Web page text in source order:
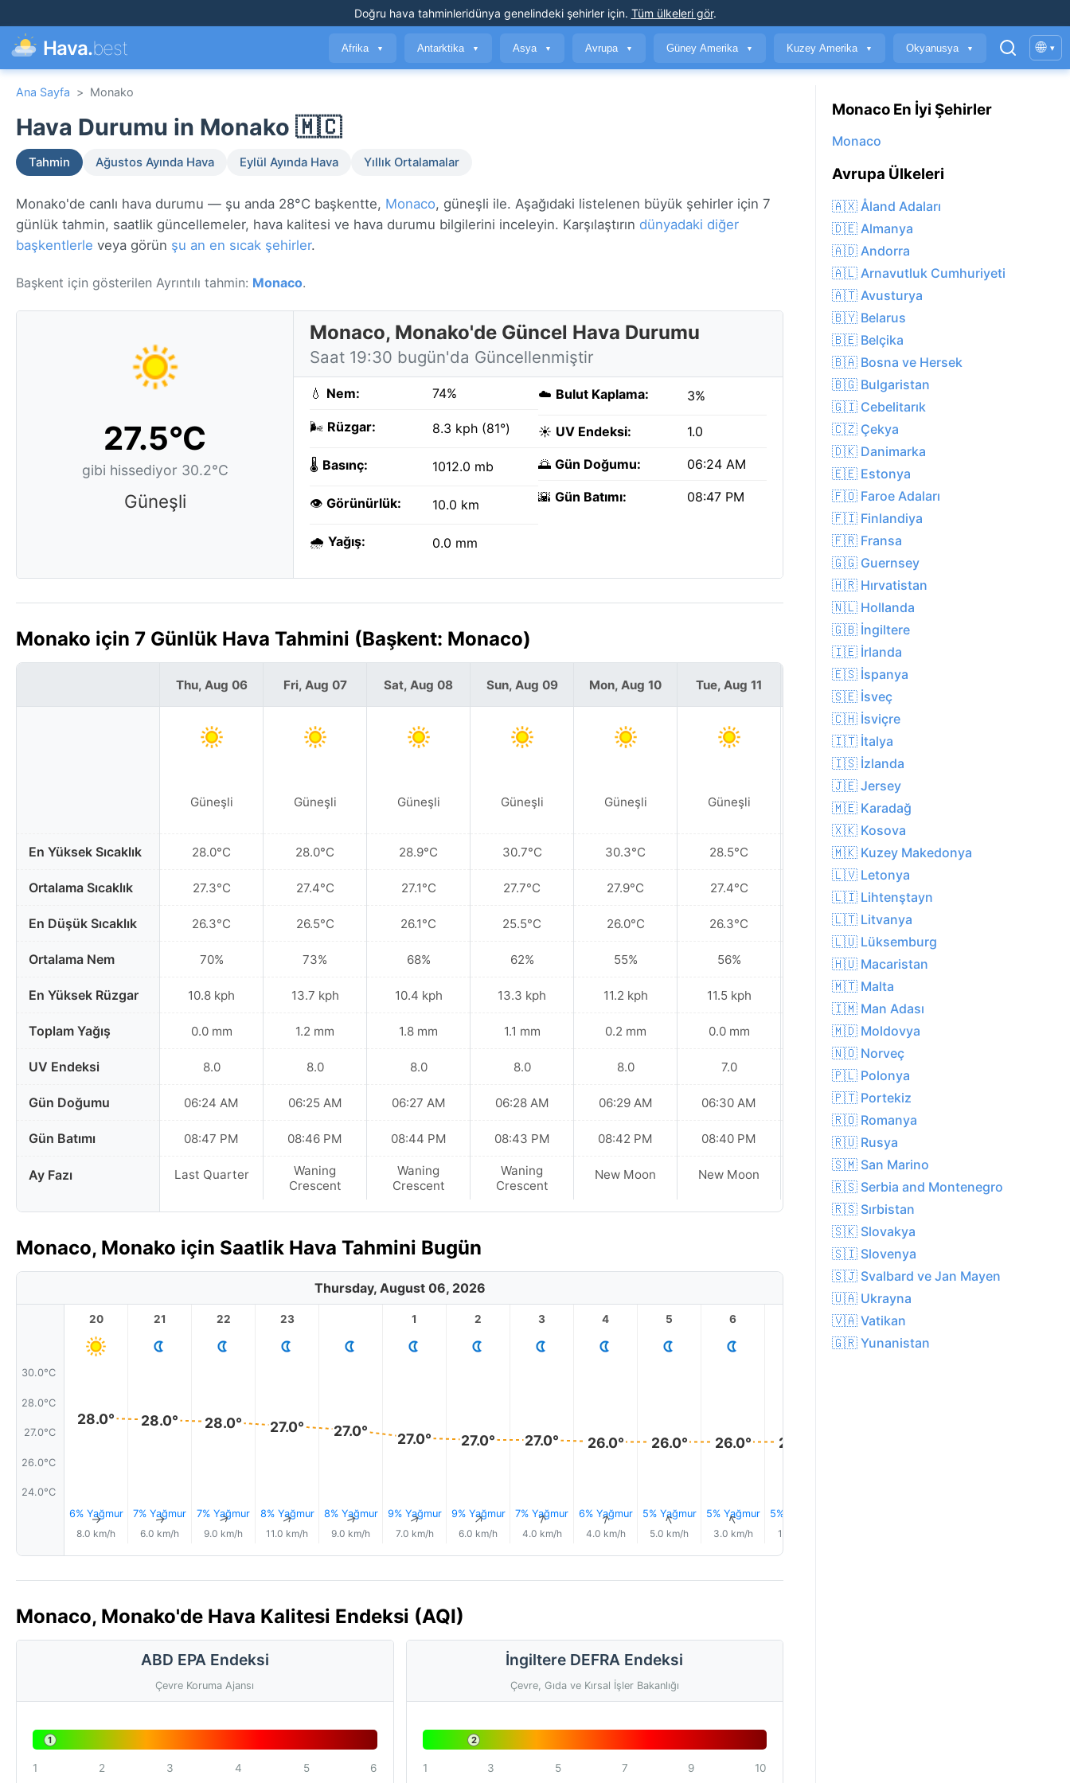
Doğru hava tahminleridünya genelindeki şehirler için. Tüm ülkeleri gör.
Hava.best Afrika ▼ Antarktika ▼ Asya ▼ Avrupa ▼ Güney Amerika ▼ Kuzey Amerika ▼ Okyanusya ▼ 🌐 ▾
Ana Sayfa > Monako
Hava Durumu in Monako 🇲🇨
Tahmin Ağustos Ayında Hava Eylül Ayında Hava Yıllık Ortalamalar
Monako'de canlı hava durumu — şu anda 28°C başkentte, Monaco, güneşli ile. Aşağıdaki listelenen büyük şehirler için 7
günlük tahmin, saatlik güncellemeler, hava kalitesi ve hava durumu bilgilerini inceleyin. Karşılaştırın dünyadaki diğer
başkentlerle veya görün şu an en sıcak şehirler.
Başkent için gösterilen Ayrıntılı tahmin: Monaco.
27.5°C
gibi hissediyor 30.2°C
Güneşli
Monaco, Monako'de Güncel Hava Durumu
Saat 19:30 bugün'da Güncellenmiştir
💧 Nem: 74%
🌬️ Rüzgar: 8.3 kph (81°)
🌡️ Basınç: 1012.0 mb
👁️ Görünürlük: 10.0 km
🌧️ Yağış: 0.0 mm
☁️ Bulut Kaplama: 3%
☀️ UV Endeksi: 1.0
🌅 Gün Doğumu: 06:24 AM
🌇 Gün Batımı: 08:47 PM
Monako için 7 Günlük Hava Tahmini (Başkent: Monaco)
En Yüksek Sıcaklık
Ortalama Sıcaklık
En Düşük Sıcaklık
Ortalama Nem
En Yüksek Rüzgar
Toplam Yağış
UV Endeksi
Gün Doğumu
Gün Batımı
Ay Fazı
Thu, Aug 06
Güneşli
28.0°C
27.3°C
26.3°C
70%
10.8 kph
0.0 mm
8.0
06:24 AM
08:47 PM
Last Quarter
Fri, Aug 07
Güneşli
28.0°C
27.4°C
26.5°C
73%
13.7 kph
1.2 mm
8.0
06:25 AM
08:46 PM
Waning
Crescent
Sat, Aug 08
Güneşli
28.9°C
27.1°C
26.1°C
68%
10.4 kph
1.8 mm
8.0
06:27 AM
08:44 PM
Waning
Crescent
Sun, Aug 09
Güneşli
30.7°C
27.7°C
25.5°C
62%
13.3 kph
1.1 mm
8.0
06:28 AM
08:43 PM
Waning
Crescent
Mon, Aug 10
Güneşli
30.3°C
27.9°C
26.0°C
55%
11.2 kph
0.2 mm
8.0
06:29 AM
08:42 PM
New Moon
Tue, Aug 11
Güneşli
28.5°C
27.4°C
26.3°C
56%
11.5 kph
0.0 mm
7.0
06:30 AM
08:40 PM
New Moon
Wed, Aug 12
Güneşli
28.6°C
27.4°C
26.1°C
57%
8.3 kph
0.0 mm
7.0
06:31 AM
08:39 PM
New Moon
Monaco, Monako için Saatlik Hava Tahmini Bugün
Thursday, August 06, 2026
30.0°C
28.0°C
27.0°C
26.0°C
24.0°C
20
28.0°
6% Yağmur
↑
8.0 km/h
21
28.0°
7% Yağmur
↑
6.0 km/h
22
28.0°
7% Yağmur
↑
9.0 km/h
23
27.0°
8% Yağmur
↑
11.0 km/h
27.0°
8% Yağmur
↑
9.0 km/h
1
27.0°
9% Yağmur
↑
7.0 km/h
2
27.0°
9% Yağmur
↑
6.0 km/h
3
27.0°
7% Yağmur
↑
4.0 km/h
4
26.0°
6% Yağmur
↑
4.0 km/h
5
26.0°
5% Yağmur
↑
5.0 km/h
6
26.0°
5% Yağmur
↑
3.0 km/h
26.0°
5% Yağmur
1.0 km/h
8
Monaco, Monako'de Hava Kalitesi Endeksi (AQI)
ABD EPA Endeksi
Çevre Koruma Ajansı
1
1 2 3 4 5 6
İngiltere DEFRA Endeksi
Çevre, Gıda ve Kırsal İşler Bakanlığı
2
1 3 5 7 9 10
Monaco En İyi Şehirler
Monaco
Avrupa Ülkeleri
🇦🇽 Åland Adaları
🇩🇪 Almanya
🇦🇩 Andorra
🇦🇱 Arnavutluk Cumhuriyeti
🇦🇹 Avusturya
🇧🇾 Belarus
🇧🇪 Belçika
🇧🇦 Bosna ve Hersek
🇧🇬 Bulgaristan
🇬🇮 Cebelitarık
🇨🇿 Çekya
🇩🇰 Danimarka
🇪🇪 Estonya
🇫🇴 Faroe Adaları
🇫🇮 Finlandiya
🇫🇷 Fransa
🇬🇬 Guernsey
🇭🇷 Hırvatistan
🇳🇱 Hollanda
🇬🇧 İngiltere
🇮🇪 İrlanda
🇪🇸 İspanya
🇸🇪 İsveç
🇨🇭 İsviçre
🇮🇹 İtalya
🇮🇸 İzlanda
🇯🇪 Jersey
🇲🇪 Karadağ
🇽🇰 Kosova
🇲🇰 Kuzey Makedonya
🇱🇻 Letonya
🇱🇮 Lihtenştayn
🇱🇹 Litvanya
🇱🇺 Lüksemburg
🇭🇺 Macaristan
🇲🇹 Malta
🇮🇲 Man Adası
🇲🇩 Moldovya
🇳🇴 Norveç
🇵🇱 Polonya
🇵🇹 Portekiz
🇷🇴 Romanya
🇷🇺 Rusya
🇸🇲 San Marino
🇷🇸 Serbia and Montenegro
🇷🇸 Sırbistan
🇸🇰 Slovakya
🇸🇮 Slovenya
🇸🇯 Svalbard ve Jan Mayen
🇺🇦 Ukrayna
🇻🇦 Vatikan
🇬🇷 Yunanistan